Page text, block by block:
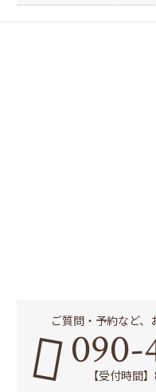
ご質問・予約など
090-
【受付時間